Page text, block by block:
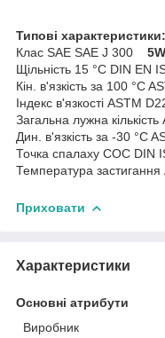
Типові характеристики:
Клас SAE SAE J 300
Щільність 15 °C DIN EN
Кін. в'язкість за 100
Індекс в'язкості ASTM
Загальна лужна
Дин. в'язкість за -30 °C
Точка спалаху COC DIN
Температура
Приховати
Характеристики
Основні атрибути
Виробник